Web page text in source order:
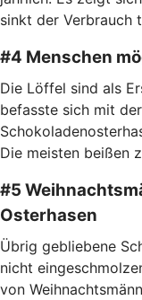
sinkt der Verbrauch
#4 Menschen
Die Löffel sind als
befasste sich mit
Die meisten beißen
#5
Osterhasen
Übrig gebliebene
nicht
von